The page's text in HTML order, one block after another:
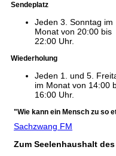
Sendeplatz
Jeden 3. Sonntag im
Monat von 20:00 bis
22:00 Uhr.
Wiederholung
Jeden 1. und 5.
im Monat von 14:00
16:00 Uhr.
"Wie kann ein Mensch zu so
Sachzwang FM
Zum Seelenhaushalt